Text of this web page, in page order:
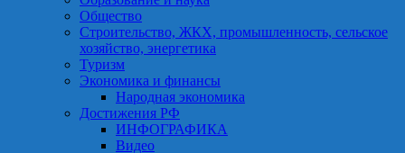
Общество
Строительство, ЖКХ, промышленность, сельское
хозяйство, энергетика
Туризм
Экономика и финансы
Народная экономика
Достижения РФ
ИНФОГРАФИКА
Видео